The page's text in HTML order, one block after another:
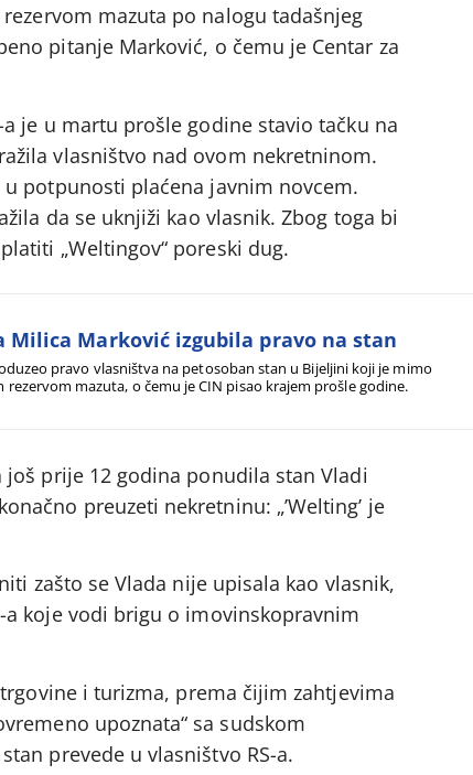
mazuta po nalogu tadašnjeg
pitanje Marković, o čemu je Centar za
je u martu prošle godine stavio tačku na
vlasništvo nad ovom nekretninom.
potpunosti plaćena javnim novcem.
da se uknjiži kao vlasnik. Zbog toga bi
„Weltingov“ poreski dug.
Milica Marković izgubila pravo na stan
pravo vlasništva na petosoban stan u Bijeljini koji je mimo
mazuta, o čemu je CIN pisao krajem prošle godine.
prije 12 godina ponudila stan Vladi
preuzeti nekretninu: „’Welting’ je
zašto se Vlada nije upisala kao vlasnik,
a koje vodi brigu o imovinskopravnim
i turizma, prema čijim zahtjevima
upoznata“ sa sudskom
prevede u vlasništvo RS-a.